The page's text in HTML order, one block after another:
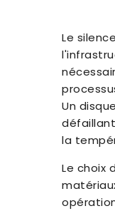
Le
Un
la
Le choix